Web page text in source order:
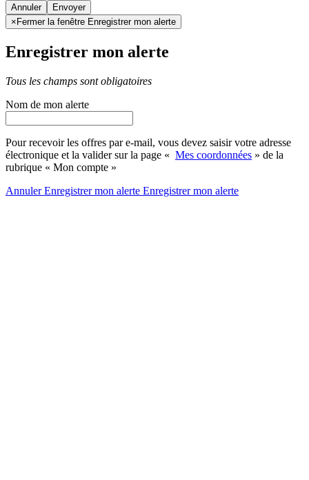
Annuler
× Fermer la fenêtre Enregistrer mon alerte
Enregistrer mon alerte
Tous les champs sont obligatoires
Nom de mon alerte
Pour recevoir les offres par e-mail, vous devez saisir votre adresse
électronique et la valider sur la page « Mes coordonnées » de la
rubrique « Mon compte »
AnnulerEnregistrer mon alerte Enregistrermon alerte